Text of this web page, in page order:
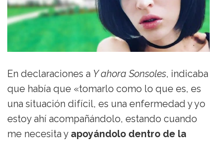
En declaraciones a Y ahora Sonsoles, indicaba
que había que «tomarlo como lo que es, es
una situación difícil, es una enfermedad y yo
estoy ahí acompañándolo, estando cuando
me necesita y apoyándolo dentro de la